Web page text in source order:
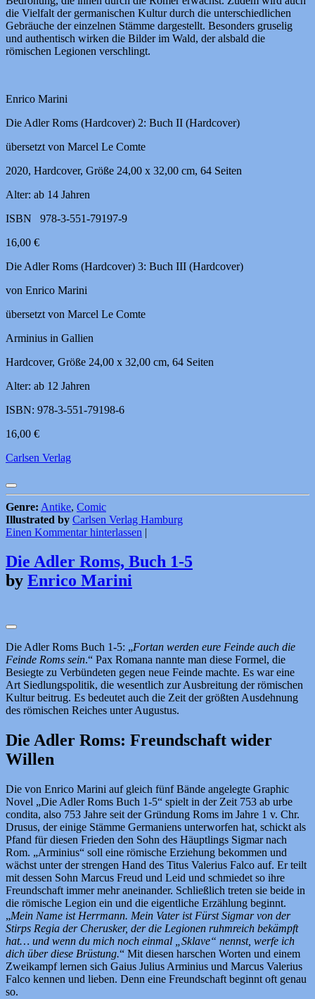
die Vielfalt der germanischen Kultur durch die unterschiedlichen
Gebräuche der einzelnen Stämme dargestellt. Besonders gruselig
und authentisch wirken die Bilder im Wald, der alsbald die
römischen Legionen verschlingt.
Enrico Marini
Die Adler Roms (Hardcover) 2: Buch II (Hardcover)
übersetzt von Marcel Le Comte
2020, Hardcover, Größe 24,00 x 32,00 cm, 64 Seiten
Alter: ab 14 Jahren
ISBN 978-3-551-79197-9
16,00 €
Die Adler Roms (Hardcover) 3: Buch III (Hardcover)
von Enrico Marini
übersetzt von Marcel Le Comte
Arminius in Gallien
Hardcover, Größe 24,00 x 32,00 cm, 64 Seiten
Alter: ab 12 Jahren
ISBN: 978-3-551-79198-6
16,00 €
Carlsen Verlag
Genre: Antike, Comic
Illustrated by Carlsen Verlag Hamburg
Einen Kommentar hinterlassen |
Die Adler Roms, Buch 1-5
by Enrico Marini
Die Adler Roms Buch 1-5: „Fortan werden eure Feinde auch die
Feinde Roms sein.“ Pax Romana nannte man diese Formel, die
Besiegte zu Verbündeten gegen neue Feinde machte. Es war eine
Art Siedlungspolitik, die wesentlich zur Ausbreitung der römischen
Kultur beitrug. Es bedeutet auch die Zeit der größten Ausdehnung
des römischen Reiches unter Augustus.
Die Adler Roms: Freundschaft wider
Willen
Die von Enrico Marini auf gleich fünf Bände angelegte Graphic
Novel „Die Adler Roms Buch 1-5“ spielt in der Zeit 753 ab urbe
condita, also 753 Jahre seit der Gründung Roms im Jahre 1 v. Chr.
Drusus, der einige Stämme Germaniens unterworfen hat, schickt als
Pfand für diesen Frieden den Sohn des Häuptlings Sigmar nach
Rom. „Arminius“ soll eine römische Erziehung bekommen und
wächst unter der strengen Hand des Titus Valerius Falco auf. Er teilt
mit dessen Sohn Marcus Freud und Leid und schmiedet so ihre
Freundschaft immer mehr aneinander. Schließlich treten sie beide in
die römische Legion ein und die eigentliche Erzählung beginnt.
„Mein Name ist Herrmann. Mein Vater ist Fürst Sigmar von der
Stirps Regia der Cherusker, der die Legionen ruhmreich bekämpft
hat… und wenn du mich noch einmal „Sklave“ nennst, werfe ich
dich über diese Brüstung.“ Mit diesen harschen Worten und einem
Zweikampf lernen sich Gaius Julius Arminius und Marcus Valerius
Falco kennen und lieben. Denn eine Freundschaft beginnt oft genau
so.